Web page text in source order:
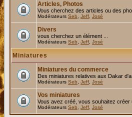
Articles, Photos
Vous cherchez des articles ou des
Modérateurs Seb Jeff José
Divers
vous cherchez un élément ...
Modérateurs Seb Jeff José
Miniatures
Miniatures du commerce
Des miniatures relatives aux Dakar
Modérateurs Seb Jeff José
Vos miniatures
Vous avez créé, vous souhaitez
Modérateurs Seb Jeff José